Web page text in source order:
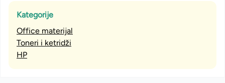
Kategorije
Office materijal
Toneri i ketridži
HP